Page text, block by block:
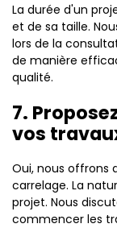
La durée d'un
et de sa taille.
lors de la
de manière
qualité.
7.
vos
Oui, nous offrons
carrelage. La
projet. Nous
commencer les